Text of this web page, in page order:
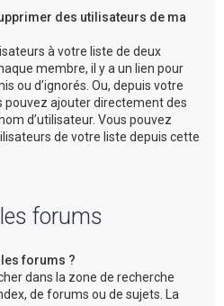
des utilisateurs de ma
à votre liste de deux
membre, il y a un lien pour
ou d’ignorés. Ou, depuis votre
pouvez ajouter directement des
d’utilisateur. Vous pouvez
de votre liste depuis cette
forums
forums ?
dans la zone de recherche
de forums ou de sujets. La